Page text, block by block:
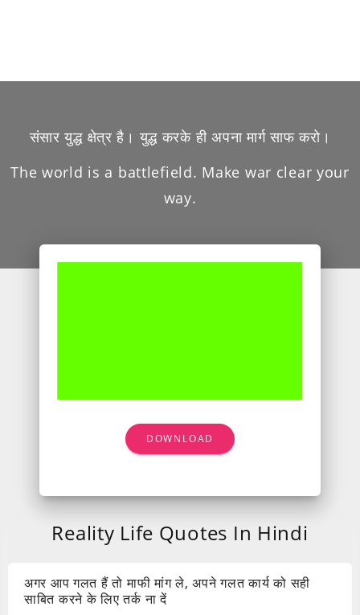
संसार युद्ध क्षेत्र है। युद्ध करके ही अपना मार्ग साफ करो।
The world is a battlefield. Make war clear your
way.
DOWNLOAD
Reality Life Quotes In Hindi
अगर आप गलत हैं तो माफी मांग ले, अपने गलत कार्य को सही
साबित करने के लिए तर्क ना दें